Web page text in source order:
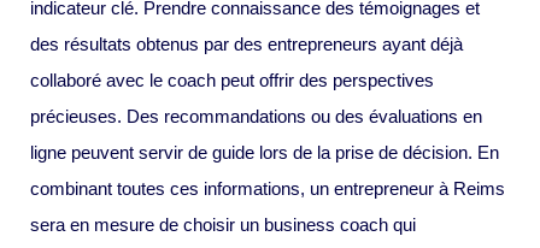
indicateur clé. Prendre connaissance des témoignages et
des résultats obtenus par des entrepreneurs ayant déjà
collaboré avec le coach peut offrir des perspectives
précieuses. Des recommandations ou des évaluations en
ligne peuvent servir de guide lors de la prise de décision. En
combinant toutes ces informations, un entrepreneur à Reims
sera en mesure de choisir un business coach qui